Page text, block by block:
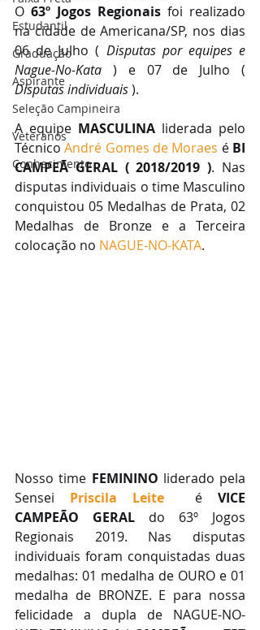
Estudantil
Graduação
Aspirante
Seleção Campineira
Veteranos
Conhecimento
O 63º Jogos Regionais foi realizado
na cidade de Americana/SP, nos dias
06 de Julho ( Disputas por equipes e
Nague-No-Kata
Disputas individuais ).
A equipe MASCULINA liderada pelo
Técnico André Gomes de Moraes é BI
CAMPEÃ GERAL ( 2018/2019 ). Nas
disputas individuais o time Masculino
conquistou 05 Medalhas de Prata, 02
Medalhas de Bronze e a Terceira
colocação no NAGUE-NO-KATA.
Nosso time FEMININO liderado pela
Sensei Priscila Leite é VICE
CAMPEÃO GERAL do 63º Jogos
Regionais 2019. Nas disputas
individuais foram conquistadas duas
medalhas: 01 medalha de OURO e 01
medalha de BRONZE. E para nossa
felicidade a dupla de NAGUE-NO-